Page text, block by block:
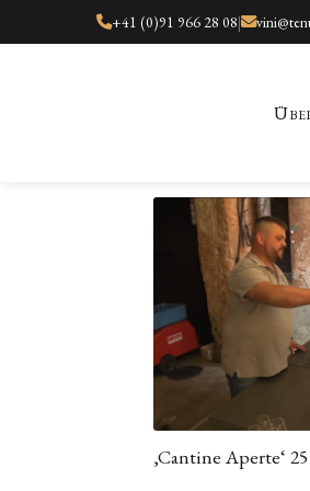
+41 (0)91 966 28 08|
‚Cantine Aperte‘